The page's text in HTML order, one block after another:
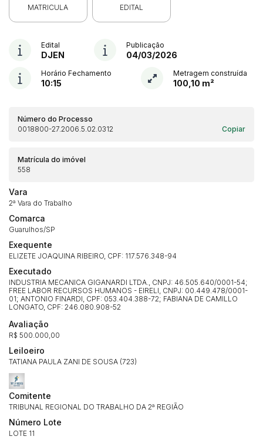
MATRICULA EDITAL
Edital
DJEN
Publicação
04/03/2026
Horário Fechamento
10:15
Metragem construída
100,10 m²
Número do Processo
0018800-27.2006.5.02.0312
Copiar
Matrícula do imóvel
558
Vara
2ª Vara do Trabalho
Comarca
Guarulhos/SP
Exequente
ELIZETE JOAQUINA RIBEIRO, CPF: 117.576.348-94
Executado
INDUSTRIA MECANICA GIGANARDI LTDA., CNPJ: 46.505.640/0001-54;
FREE LABOR RECURSOS HUMANOS - EIRELI, CNPJ: 00.449.478/0001-
01; ANTONIO FINARDI, CPF: 053.404.388-72; FABIANA DE CAMILLO
LONGATO, CPF: 246.080.908-52
Avaliação
R$ 500.000,00
Leiloeiro
TATIANA PAULA ZANI DE SOUSA (723)
Comitente
TRIBUNAL REGIONAL DO TRABALHO DA 2ª REGIÃO
Número Lote
LOTE 11